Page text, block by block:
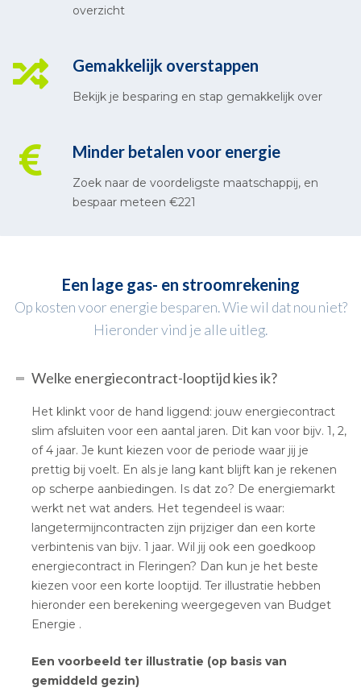
overzicht
Gemakkelijk overstappen
Bekijk je besparing en stap gemakkelijk over
Minder betalen voor energie
Zoek naar de voordeligste maatschappij, en
bespaar meteen €221
Een lage gas- en stroomrekening
Op kosten voor energie besparen. Wie wil dat nou niet?
Hieronder vind je alle uitleg.
Welke energiecontract-looptijd kies ik?
Het klinkt voor de hand liggend: jouw energiecontract
slim afsluiten voor een aantal jaren. Dit kan voor bijv. 1, 2,
of 4 jaar. Je kunt kiezen voor de periode waar jij je
prettig bij voelt. En als je lang kant blijft kan je rekenen
op scherpe aanbiedingen. Is dat zo? De energiemarkt
werkt net wat anders. Het tegendeel is waar:
langetermijncontracten zijn prijziger dan een korte
verbintenis van bijv. 1 jaar. Wil jij ook een goedkoop
energiecontract in Fleringen? Dan kun je het beste
kiezen voor een korte looptijd. Ter illustratie hebben
hieronder een berekening weergegeven van Budget
Energie .
Een voorbeeld ter illustratie (op basis van
gemiddeld gezin)